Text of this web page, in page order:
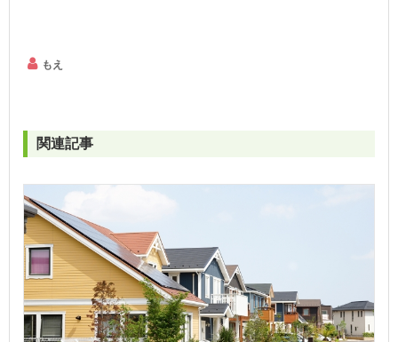
もえ
関連記事